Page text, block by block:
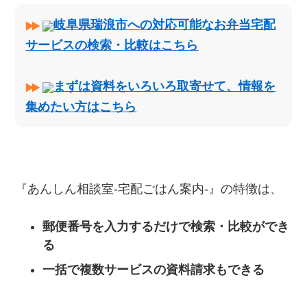
岐阜県瑞浪市への対応可能なお弁当宅配
サービスの検索・比較はこちら
まずは資料をいろいろ取寄せて、情報を
集めたい方はこちら
『あんしん相談室‐宅配ごはん案内‐』の特徴は、
郵便番号を入力するだけで検索・比較ができ
る
一括で複数サービスの資料請求もできる